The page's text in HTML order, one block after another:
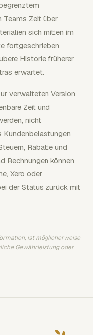
Teams Zeit über
sich mitten im
fortgeschrieben
Historie früherer
erwartet.
verwalteten Version
Zeit und
nicht
Kundenbelastungen
Rabatte und
Rechnungen können
Xero oder
der Status zurück mit
ist möglicherweise
Gewährleistung oder